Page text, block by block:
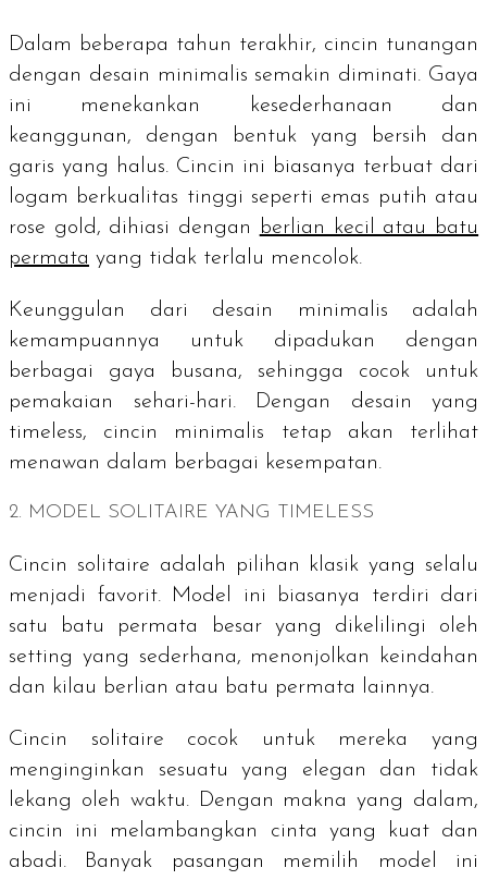
Dalam beberapa tahun terakhir, cincin tunangan
dengan desain minimalis semakin diminati. Gaya
ini menekankan kesederhanaan dan
keanggunan, dengan bentuk yang bersih dan
garis yang halus. Cincin ini biasanya terbuat dari
logam berkualitas tinggi seperti emas putih atau
rose gold, dihiasi dengan berlian kecil atau batu
permata yang tidak terlalu mencolok.
Keunggulan dari desain minimalis adalah
kemampuannya untuk dipadukan dengan
berbagai gaya busana, sehingga cocok untuk
pemakaian sehari-hari. Dengan desain yang
timeless, cincin minimalis tetap akan terlihat
menawan dalam berbagai kesempatan.
2. MODEL SOLITAIRE YANG TIMELESS
Cincin solitaire adalah pilihan klasik yang selalu
menjadi favorit. Model ini biasanya terdiri dari
satu batu permata besar yang dikelilingi oleh
setting yang sederhana, menonjolkan keindahan
dan kilau berlian atau batu permata lainnya.
Cincin solitaire cocok untuk mereka yang
menginginkan sesuatu yang elegan dan tidak
lekang oleh waktu. Dengan makna yang dalam,
cincin ini melambangkan cinta yang kuat dan
abadi. Banyak pasangan memilih model ini